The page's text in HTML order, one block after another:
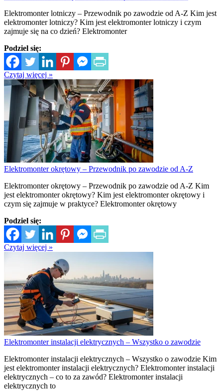
Elektromonter lotniczy – Przewodnik po zawodzie od A-Z Kim jest
elektromonter lotniczy? Kim jest elektromonter lotniczy i czym
zajmuje się na co dzień? Elektromonter
Podziel się:
Czytaj więcej »
Elektromonter okrętowy – Przewodnik po zawodzie od A-Z
Elektromonter okrętowy – Przewodnik po zawodzie od A-Z Kim
jest elektromonter okrętowy? Kim jest elektromonter okrętowy i
czym się zajmuje w praktyce? Elektromonter okrętowy
Podziel się:
Czytaj więcej »
Elektromonter instalacji elektrycznych – Wszystko o zawodzie
Elektromonter instalacji elektrycznych – Wszystko o zawodzie Kim
jest elektromonter instalacji elektrycznych? Elektromonter instalacji
elektrycznych – co to za zawód? Elektromonter instalacji
elektrycznych to